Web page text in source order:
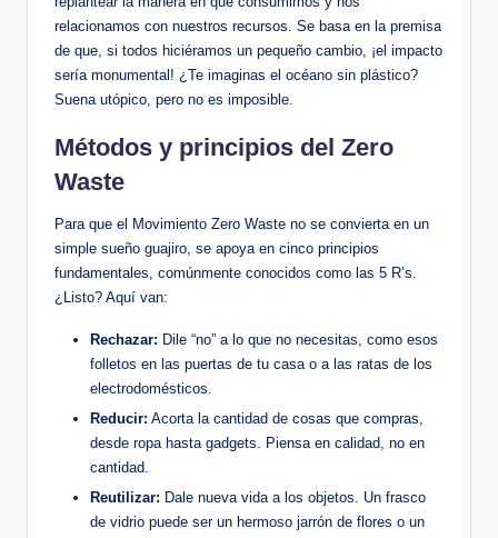
relacionamos con nuestros recursos. Se basa en la premisa
de que, si todos hiciéramos un pequeño cambio, ¡el impacto
sería monumental! ¿Te imaginas el océano sin plástico?
Suena utópico, pero no es imposible.
Métodos y principios del Zero
Waste
Para que el Movimiento Zero Waste no se convierta en un
simple sueño guajiro, se apoya en cinco principios
fundamentales, comúnmente conocidos como las 5 R’s.
¿Listo? Aquí van:
Rechazar: Dile “no” a lo que no necesitas, como esos
folletos en las puertas de tu casa o a las ratas de los
electrodomésticos.
Reducir: Acorta la cantidad de cosas que compras,
desde ropa hasta gadgets. Piensa en calidad, no en
cantidad.
Reutilizar: Dale nueva vida a los objetos. Un frasco
de vidrio puede ser un hermoso jarrón de flores o un